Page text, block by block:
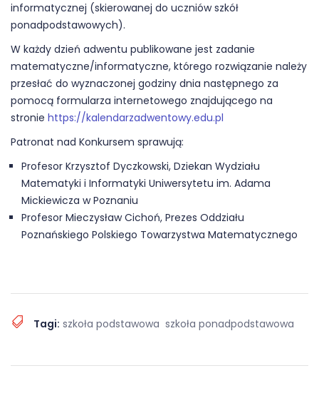
informatycznej (skierowanej do uczniów szkół
ponadpodstawowych).
W każdy dzień adwentu publikowane jest zadanie
matematyczne/informatyczne, którego rozwiązanie należy
przesłać do wyznaczonej godziny dnia następnego za
pomocą formularza internetowego znajdującego na
stronie https://kalendarzadwentowy.edu.pl
Patronat nad Konkursem sprawują:
Profesor Krzysztof Dyczkowski, Dziekan Wydziału
Matematyki i Informatyki Uniwersytetu im. Adama
Mickiewicza w Poznaniu
Profesor Mieczysław Cichoń, Prezes Oddziału
Poznańskiego Polskiego Towarzystwa Matematycznego
Tagi: szkoła podstawowa szkoła ponadpodstawowa